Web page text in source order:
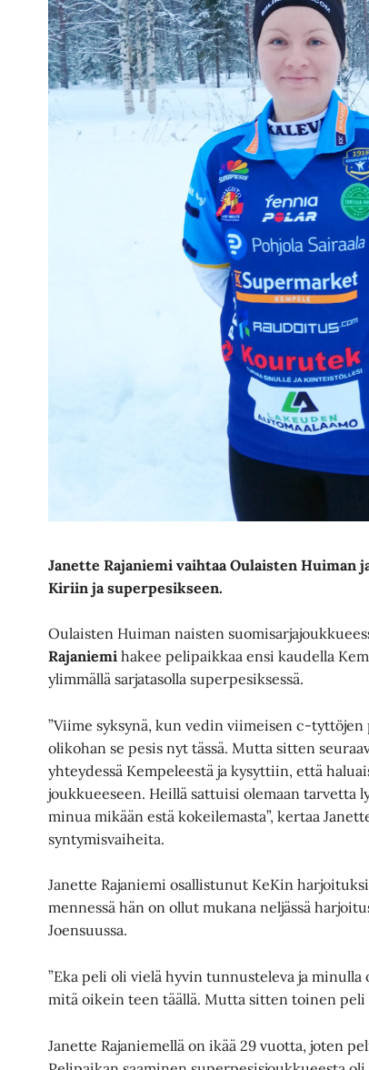
Janette Rajaniemi vaihtaa Oulaisten Huiman
Kiriin ja superpesikseen.
Oulaisten Huiman naisten
Rajaniemi hakee pelipaikkaa ensi kaudella
ylimmällä sarjatasolla superpesiksessä.
”Viime syksynä, kun vedin viimeisen c-
olikohan se pesis nyt tässä. Mutta sitten
yhteydessä Kempeleestä ja kysyttiin, että
joukkueeseen. Heillä sattuisi olemaan tarvetta
minua mikään estä kokeilemasta”, kertaa
syntymisvaiheita.
Janette Rajaniemi osallistunut KeKin
mennessä hän on ollut mukana neljässä
Joensuussa.
”Eka peli oli vielä hyvin tunnusteleva ja minulla
mitä oikein teen täällä. Mutta sitten toinen peli
Janette Rajaniemellä on ikää 29 vuotta, joten